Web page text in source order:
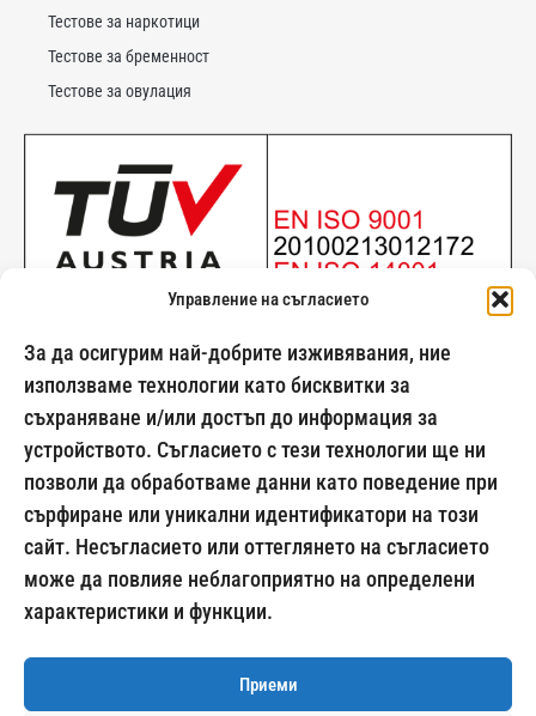
Управление на съгласието
За да осигурим най-добрите изживявания, ние
използваме технологии като бисквитки за
съхраняване и/или достъп до информация за
устройството. Съгласието с тези технологии ще ни
позволи да обработваме данни като поведение при
сърфиране или уникални идентификатори на този
сайт. Несъгласието или оттеглянето на съгласието
може да повлияе неблагоприятно на определени
характеристики и функции.
Приеми
Тестове за наркотици
Тестове за бременност
Тестове за овулация
024500269
Начини на плащане: